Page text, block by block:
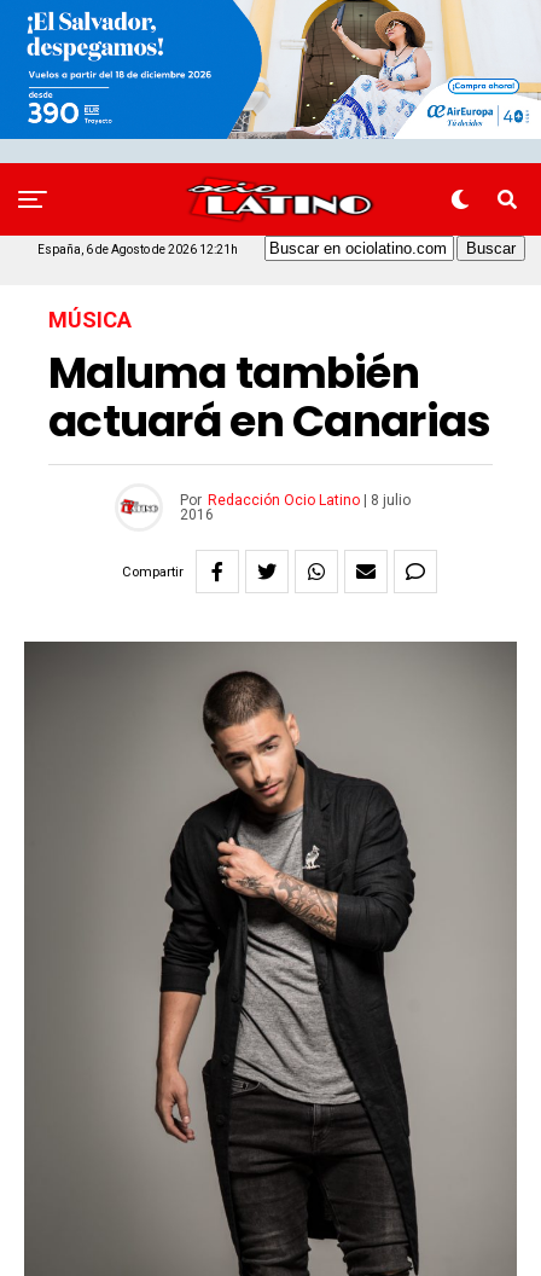
España, 6 de Agosto de 2026 12:21h
MÚSICA
Maluma también
actuará en Canarias
Por Redacción Ocio Latino
8 julio
2016
Compartir